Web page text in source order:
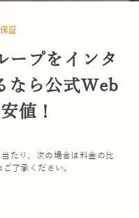
証
ープをインタ
なら公式Web
値！
たり、次の場合は料金の比
了承ください。